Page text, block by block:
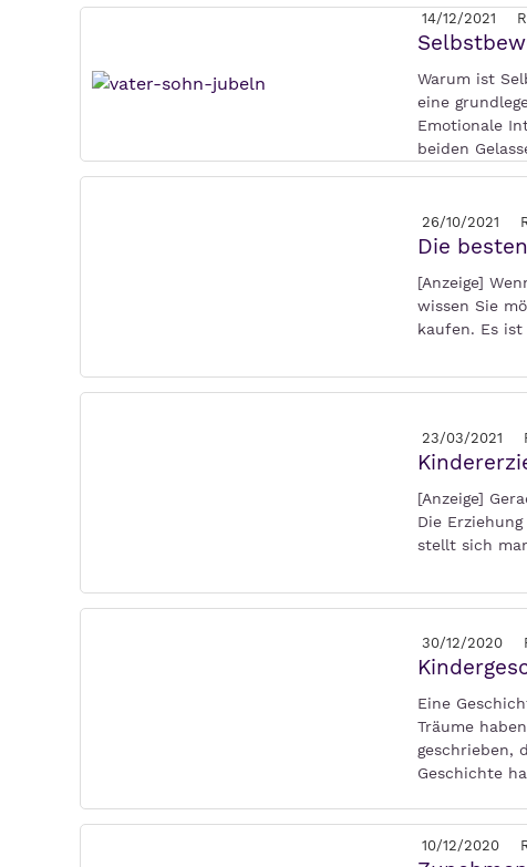
14/12/2021
Warum ist
eine
Emotionale
beiden
26/10/2021
Die
[Anzeige]
wissen Sie
kaufen. Es ist
23/03/2021
[Anzeige]
Die
stellt sich
30/12/2020
Eine
Träume
geschrieben,
Geschichte
10/12/2020